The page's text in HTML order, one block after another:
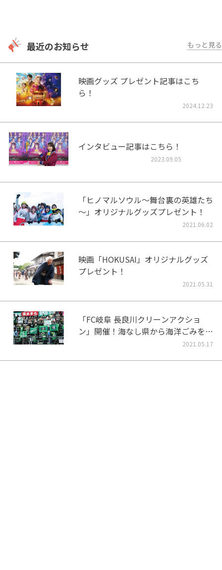
最近のお知らせ もっと見る
映画グッズ プレゼント記事はこち
ら！
2024.12.23
インタビュー記事はこちら！
2023.09.05
「ヒノマルソウル～舞台裏の英雄たち
～」オリジナルグッズプレゼント！
2021.06.02
映画「HOKUSAI」オリジナルグッズ
プレゼント！
2021.05.31
「FC岐阜 長良川クリーンアクショ
ン」開催！海なし県から海洋ごみをな
2021.05.17